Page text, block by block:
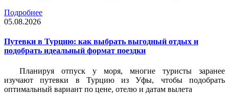
Подробнее
05.08.2026
Путевки в Турцию: как выбрать выгодный отдых и
подобрать идеальный формат поездки
Планируя отпуск у моря, многие туристы заранее
изучают путевки в Турцию из Уфы, чтобы подобрать
оптимальный вариант по цене, отелю и датам вылета